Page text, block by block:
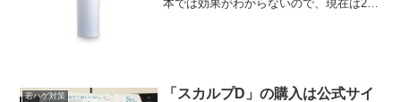
本では効果がわからないので、現在は2本
若ハゲ対策
「スカルプD」の購入は公式サイ